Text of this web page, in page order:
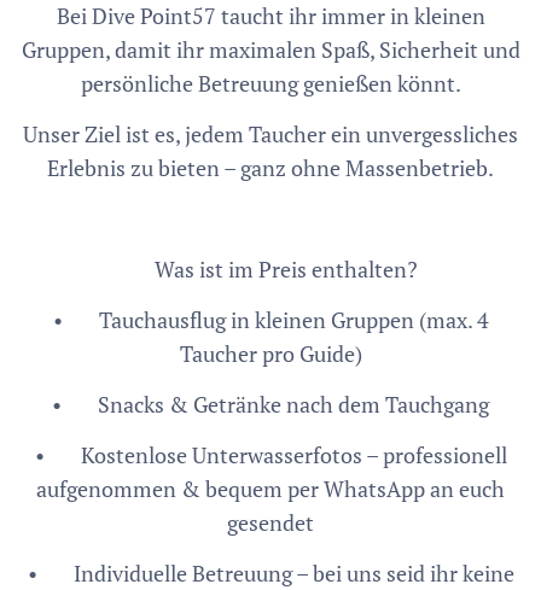
Bei Dive Point57 taucht ihr immer in kleinen
Gruppen, damit ihr maximalen Spaß, Sicherheit und
persönliche Betreuung genießen könnt.
Unser Ziel ist es, jedem Taucher ein unvergessliches
Erlebnis zu bieten – ganz ohne Massenbetrieb.
🏷️ Was ist im Preis enthalten?
• ✅ Tauchausflug in kleinen Gruppen (max. 4
Taucher pro Guide)
• ✅ Snacks & Getränke nach dem Tauchgang
• ✅ Kostenlose Unterwasserfotos – professionell
aufgenommen & bequem per WhatsApp an euch
gesendet
• ✅ Individuelle Betreuung – bei uns seid ihr keine